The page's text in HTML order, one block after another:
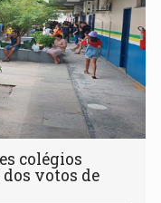
colégios
votos de